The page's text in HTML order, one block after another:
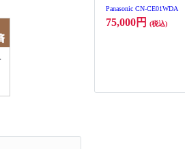
Panasonic CN-CE01WDA
75,000円 (税込)